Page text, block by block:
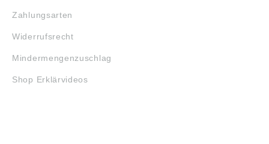
Zahlungsarten
Widerrufsrecht
Mindermengenzuschlag
Shop Erklärvideos